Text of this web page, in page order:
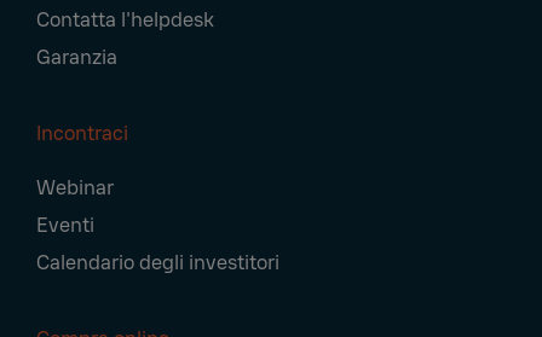
Contatta l'helpdesk
Garanzia
Incontraci
Webinar
Eventi
Calendario degli investitori